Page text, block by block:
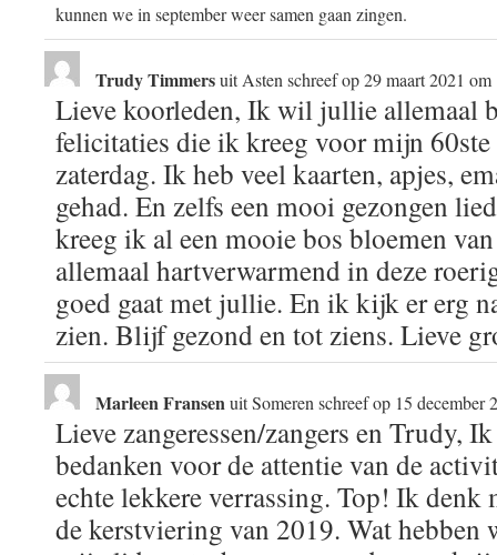
kunnen we in september weer samen gaan zingen.
Trudy Timmersuit Asten schreef op29 maart 2021 om
Lieve koorleden, Ik wil jullie allemaal
felicitaties die ik kreeg voor mijn 60ste
zaterdag. Ik heb veel kaarten, apjes,
gehad. En zelfs een mooi gezongen
kreeg ik al een mooie bos bloemen
allemaal hartverwarmend in deze
goed gaat met jullie. En ik kijk er erg
zien. Blijf gezond en tot ziens. Lieve
Marleen FransenuitSomeren schreef op 15 december
Lieve zangeressen/zangers en Trudy,
bedanken voor de attentie van de
echte lekkere verrassing. Top! Ik denk
de kerstviering van 2019. Wat hebben